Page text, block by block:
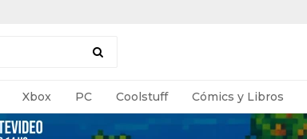
Xbox PC Coolstuff Cómics y Libros